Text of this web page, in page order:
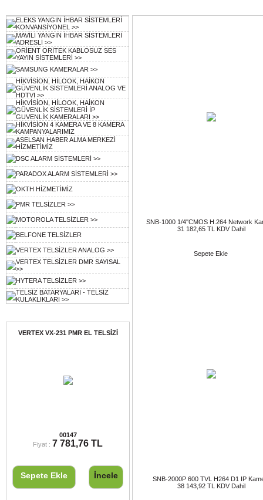
ELEKS YANGIN İHBAR SİSTEMLERİ
KONVANSİYONEL >>
MAVİLİ YANGIN İHBAR SİSTEMLERİ
ADRESLİ >>
ORİENT ORİTEK KABLOSUZ SES
YAYIN SİSTEMLERİ >>
SAMSUNG KAMERALAR >>
HİKVİSİON, HİLOOK, HAİKON
GÜVENLİK SİSTEMLERİ ANALOG VE
HDTVI >>
HİKVİSİON, HİLOOK, HAİKON
GÜVENLİK SİSTEMLERİ İP
GUVENLİK KAMERALARI >>
HİKVİSİON 4 KAMERA VE 8 KAMERA
KAMPANYALARIMIZ
ASELSAN HABER ALMA MERKEZİ
HİZMETİMİZ
DSC ALARM SİSTEMLERİ >>
PARADOX ALARM SİSTEMLERİ >>
OKTH HİZMETİMİZ
PMR TELSİZLER >>
MOTOROLA TELSİZLER >>
BELFONE TELSİZLER
VERTEX TELSİZLER ANALOG >>
VERTEX TELSİZLER DMR SAYISAL
>>
HYTERA TELSİZLER >>
TELSİZ BATARYALARI - TELSİZ
KULAKLIKLARI >>
VERTEX VX-231 PMR EL TELSİZİ
00147
Fiyat : 7 781,76 TL
Sepete Ekle İncele
SNB-1000 1/4''CMOS H.264 Network
31 182,65 TL KDV Dahil
Sepete Ekle
SNB-2000P 600 TVL H264 D1 IP
38 143,92 TL KDV Dahil